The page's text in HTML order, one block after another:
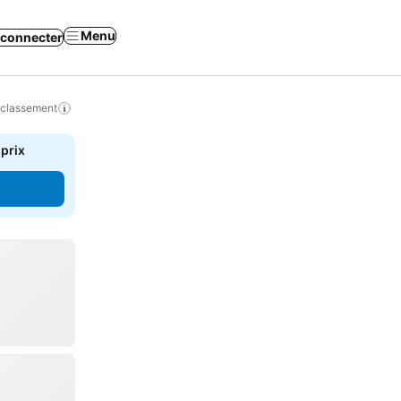
Menu
prix